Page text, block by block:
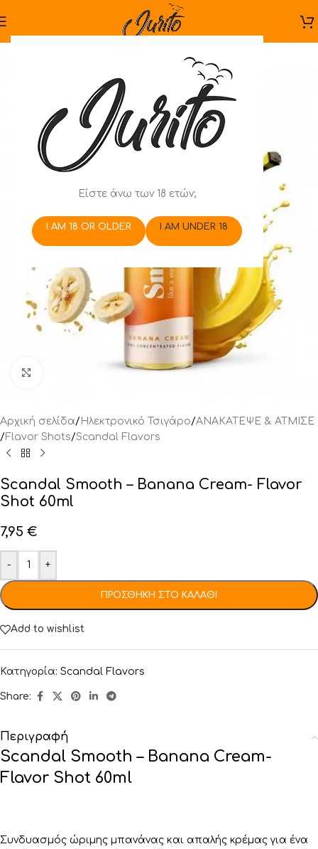
Είστε άνω των 18 ετών;
I AM 18 OR OLDER I AM UNDER 18
Αρχική σελίδα/ Ηλεκτρονικό Τσιγάρο/ΑΝΑΚΑΤΕΨΕ & ΑΤΜΙΣΕ
/ Flavor Shots/Scandal Flavors
Scandal Smooth – Banana Cream- Flavor
Shot 60ml
7,95 €
- +
ΠΡΟΣΘΉΚΗ ΣΤΟ ΚΑΛΆΘΙ
Add to wishlist
Κατηγορία: Scandal Flavors
Share:
Περιγραφή
Scandal Smooth – Banana Cream-
Flavor Shot 60ml
Συνδυασμός ώριμης μπανάνας και απαλής κρέμας για ένα